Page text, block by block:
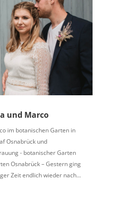
und Marco
im botanischen Garten in
Osnabrück und
- botanischer Garten
Osnabrück – Gestern ging
Zeit endlich wieder nach...